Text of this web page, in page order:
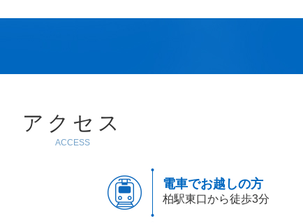
アクセス
ACCESS
電車でお越しの方
柏駅東口から徒歩3分